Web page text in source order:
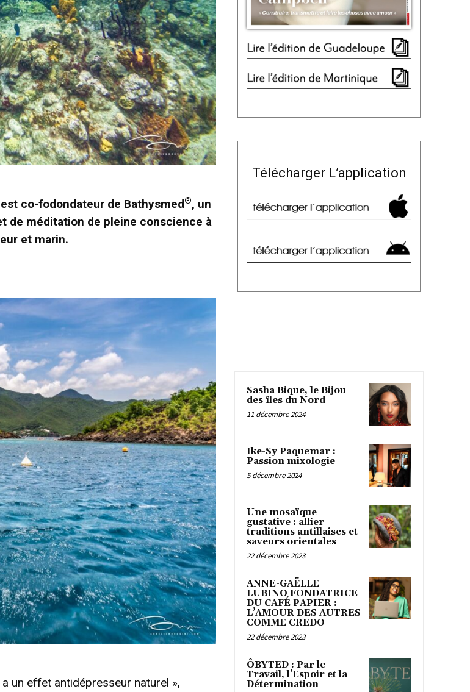
co-fodondateur de Bathysmed®, un
de méditation de pleine conscience à
et marin.
un effet antidépresseur naturel »,
Télécharger L’application
Sasha Bique, le Bijou
des îles du Nord
11 décembre 2024
Ike-Sy Paquemar :
Passion mixologie
5 décembre 2024
Une mosaïque
gustative : allier
traditions antillaises et
saveurs orientales
22 décembre 2023
ANNE-GAËLLE
LUBINO FONDATRICE
DU CAFÉ PAPIER :
L’AMOUR DES AUTRES
COMME CREDO
22 décembre 2023
ÔBYTED : Par le
Travail, l’Espoir et la
Détermination